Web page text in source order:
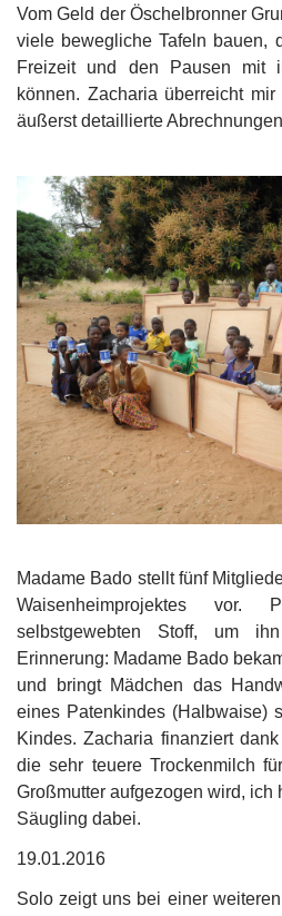
Vom Geld der Öschelbronner
viele bewegliche Tafeln bauen,
Freizeit und den Pausen mit
können. Zacharia überreicht
äußerst detaillierte
Madame Bado stellt fünf
Waisenheimprojektes
selbstgewebten Stoff, um
Erinnerung: Madame Bado
und bringt Mädchen das
eines Patenkindes (Halbwaise)
Kindes. Zacharia finanziert
die sehr teuere Trockenmilch
Großmutter aufgezogen wird, ich
Säugling dabei.
19.01.2016
Solo zeigt uns bei einer